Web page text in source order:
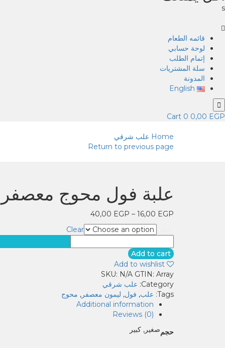
s
قائمه الطعام
لوحة حسابي
إتمام الطلب
سلة المشتريات
المدونة
English
0,00 EGP
0
Cart
Home علب شرقي
Return to previous page
علبة فول محوج معصفر
16,00 EGP
–
40,00 EGP
Clear
فول
محوج
معصفر
quantity
Add to cart
Add to wishlist
SKU: N/A GTIN: Array
Category: علب شرقي
Tags: علب, فول, ليمون معصفر , محوج
Additional information
Reviews (0)
حجمصغير, كبير